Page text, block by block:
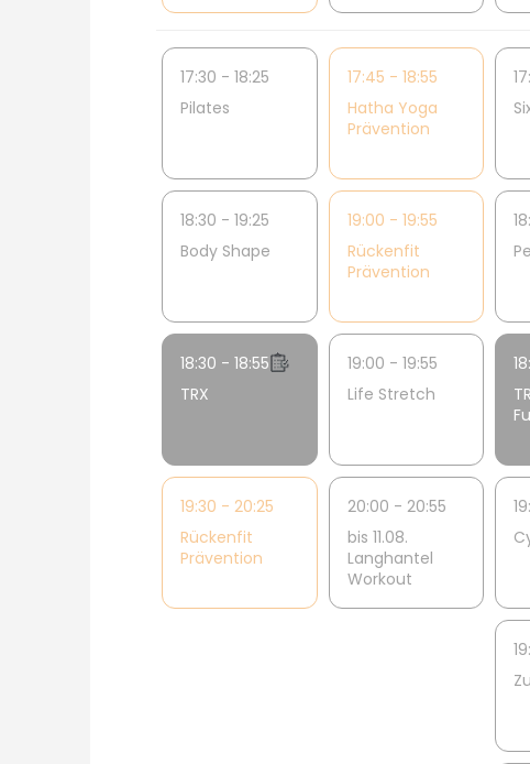
17:30 - 18:25
Pilates
18:30 - 19:25
Body Shape
18:30 - 18:55
TRX
19:30 - 20:25
Rückenfit
Prävention
17:45 - 18:55
Hatha Yoga
Prävention
19:00 - 19:55
Rückenfit
Prävention
19:00 - 19:55
Life Stretch
20:00 - 20:55
bis 11.08.
Langhantel
Workout